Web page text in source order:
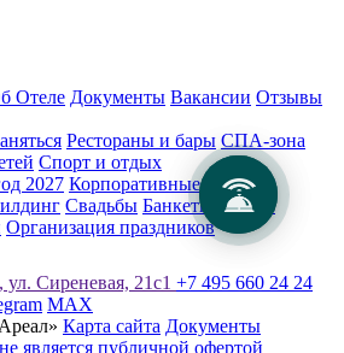
Отеле Документы Вакансии Отзывы
Рестораны и бары СПА-зона
Спорт и отдых
2027 Корпоративные клиенты
Свадьбы Банкетные залы
Организация праздников
Сиреневая, 21с1 +7 495 660 24 24
MAX
Карта сайта Документы
является публичной офертой